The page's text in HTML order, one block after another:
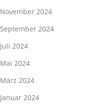
November 2024
September 2024
Juli 2024
Mai 2024
März 2024
Januar 2024